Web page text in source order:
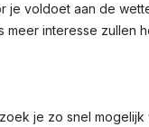
voldoet aan de
interesse zullen
je zo snel